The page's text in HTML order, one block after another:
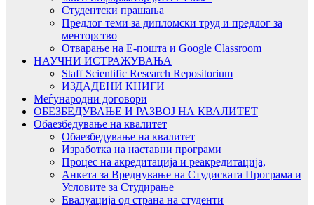
Студентски прашања
Предлог теми за дипломски труд и предлог за
менторство
Отварање на Е-пошта и Google Classroom
НАУЧНИ ИСТРАЖУВАЊА
Staff Scientific Research Repositorium
ИЗДАДЕНИ КНИГИ
Меѓународни договори
ОБЕЗБЕДУВАЊЕ И РАЗВОЈ НА КВАЛИТЕТ
Обаезбедување на квалитет
Обаезбедување на квалитет
Изработка на наставни програми
Процес на акредитација и реакредитација,
Анкета за Вреднување на Студиската Програма и
Условите за Студирање
Евалуација од страна на студенти